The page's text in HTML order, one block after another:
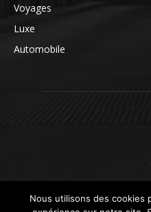
Voyages
Luxe
Automobile
Nous utilisons des cookies